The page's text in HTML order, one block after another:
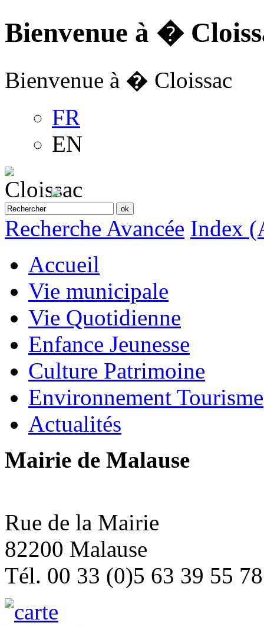
Bienvenue à �
Bienvenue à � Cloissac
FR
EN
Recherche Avancée Index
Accueil
Vie municipale
Vie Quotidienne
Enfance Jeunesse
Culture Patrimoine
Environnement Tourisme
Actualités
Mairie de Malause
Rue de la Mairie
82200 Malause
Tél. 00 33 (0)5 63 39 55 78